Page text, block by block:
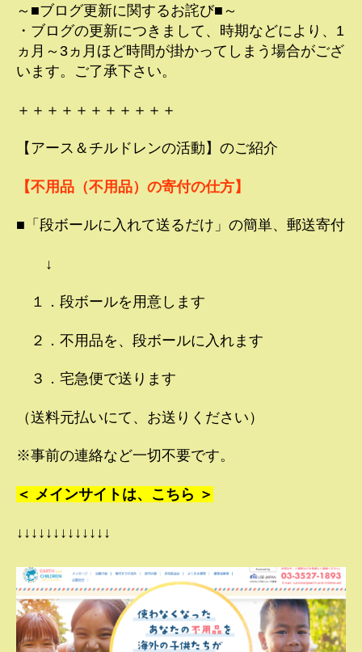
～■ブログ更新に関するお詫び■～
・ブログの更新につきまして、時期などにより、1
ヵ月～3ヵ月ほど時間が掛かってしまう場合がござ
います。ご了承下さい。
＋＋＋＋＋＋＋＋＋＋＋
【アース＆チルドレンの活動】のご紹介
【不用品（不用品）の寄付の仕方】
■「段ボールに入れて送るだけ」の簡単、郵送寄付
↓
１．段ボールを用意します
２．不用品を、段ボールに入れます
３．宅急便で送ります
（送料元払いにて、お送りください）
※事前の連絡など一切不要です。
＜ メインサイトは、こちら ＞
↓↓↓↓↓↓↓↓↓↓↓↓↓